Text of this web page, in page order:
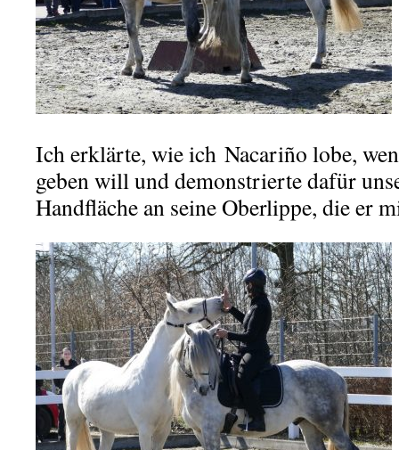
Ich erklärte, wie ich Nacariño lobe,
geben will und demonstrierte dafür
Handfläche an seine Oberlippe, die er